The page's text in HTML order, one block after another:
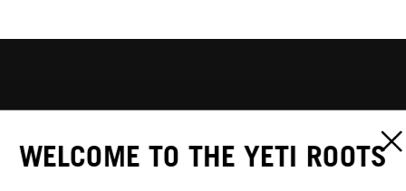
WELCOME TO THE YETI ROOTS